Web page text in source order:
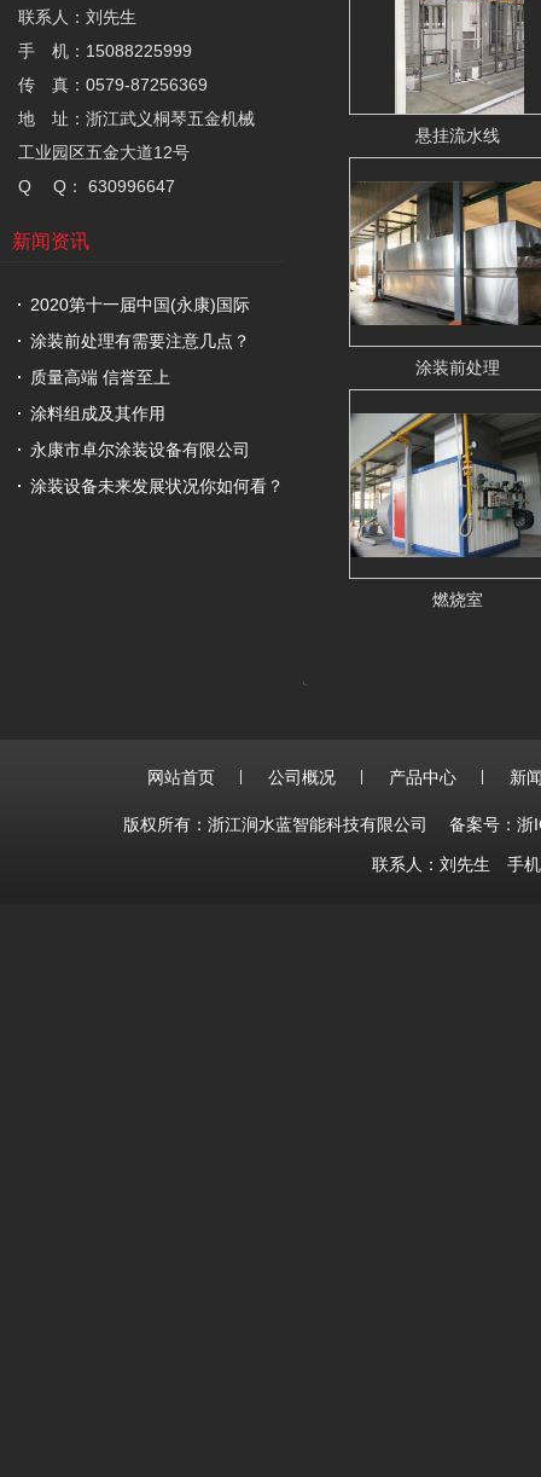
联系人：刘先生
手 机：15088225999
传 真：0579-87256369
地 址：浙江武义桐琴五金机械
工业园区五金大道12号
Q Q： 630996647
新闻资讯
2020第十一届中国(永康)国际
涂装前处理有需要注意几点？
质量高端 信誉至上
涂料组成及其作用
永康市卓尔涂装设备有限公司
涂装设备未来发展状况你如何看？
悬挂流水线
涂装前处理
燃烧室
网站首页 公司概况 产品中心 新
版权所有：浙江涧水蓝智能科技有限公司 备案号：浙
联系人：刘先生 手